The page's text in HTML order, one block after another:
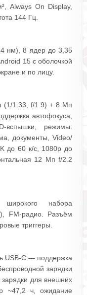
Always On Display,
144 Гц.
нм), 8 ядер до 3,35
15 с оболочкой
и по лицу.
(1/1.33, f/1.9) + 8 Мп
автофокуса,
режимы:
документы, Video/
до 60 к/с, 1080p до
12 Мп f/2.2
набора
FM‑радио. Разъём
триггеры.
USB‑C — поддержка
зарядки
для внешних
~47,2 ч, ожидание